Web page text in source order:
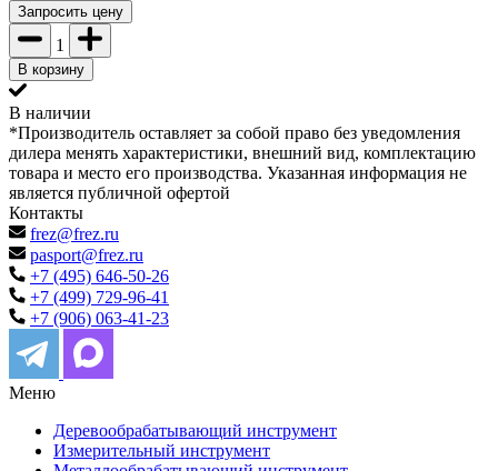
Запросить цену
1
В корзину
В наличии
*Производитель оставляет за собой право без уведомления
дилера менять характеристики, внешний вид, комплектацию
товара и место его производства. Указанная информация не
является публичной офертой
Контакты
frez@frez.ru
pasport@frez.ru
+7 (495) 646-50-26
+7 (499) 729-96-41
+7 (906) 063-41-23
Меню
Деревообрабатывающий инструмент
Измерительный инструмент